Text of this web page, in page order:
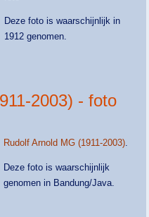
Deze foto is waarschijnlijk in
1912 genomen.
2003) - foto
Rudolf Arnold MG (1911-2003).
Deze foto is waarschijnlijk
genomen in Bandung/Java.